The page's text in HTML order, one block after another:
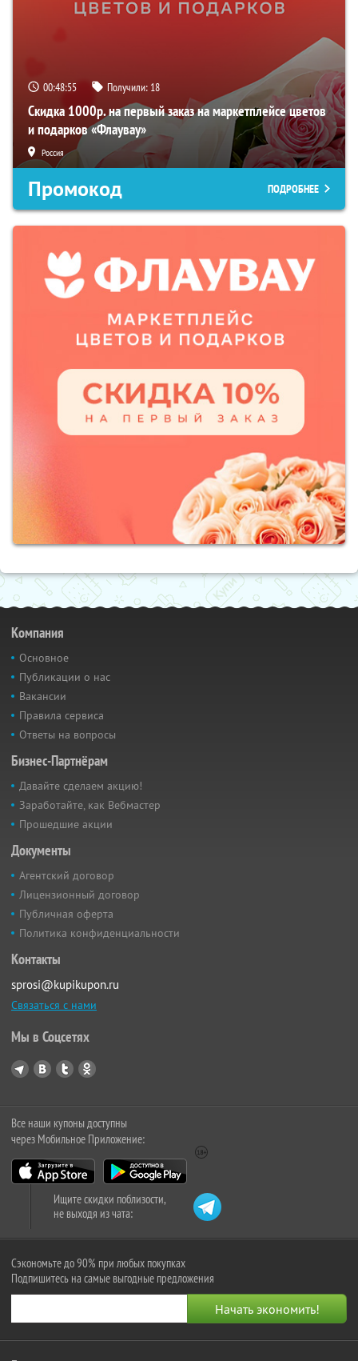
00:48:54 Получили: 18
Скидка 1000р. на первый заказ на маркетплейсе цветов
и подарков «Флаувау»
Россия
Промокод ПОДРОБНЕЕ
Компания
Основное
Публикации о нас
Вакансии
Правила сервиса
Ответы на вопросы
Бизнес-Партнёрам
Давайте сделаем акцию!
Заработайте, как Вебмастер
Прошедшие акции
Документы
Агентский договор
Лицензионный договор
Публичная оферта
Политика конфиденциальности
Контакты
sprosi@kupikupon.ru
Связаться с нами
Мы в Соцсетях
Все наши купоны доступны
через Мобильное Приложение:
Ищите скидки поблизости,
не выходя из чата:
Сэкономьте до 90% при любых покупках
Подпишитесь на самые выгодные предложения